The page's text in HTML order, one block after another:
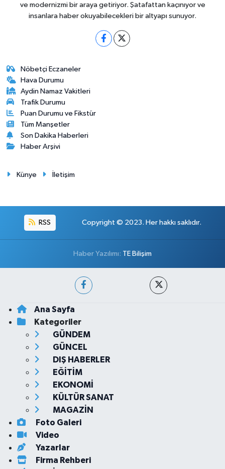
ve modernizmi bir araya getiriyor. Şatafattan kaçınıyor ve
insanlara haber okuyabilecekleri bir altyapı sunuyor.
Nöbetçi Eczaneler
Hava Durumu
Aydin Namaz Vakitleri
Trafik Durumu
Puan Durumu ve Fikstür
Tüm Manşetler
Son Dakika Haberleri
Haber Arşivi
Künye İletişim
RSS Copyright © 2023. Her hakkı saklıdır.
Haber Yazılımı: TE Bilişim
Ana Sayfa
Kategoriler
GÜNDEM
GÜNCEL
DIŞ HABERLER
EĞİTİM
EKONOMİ
KÜLTÜR SANAT
MAGAZİN
Foto Galeri
Video
Yazarlar
Firma Rehberi